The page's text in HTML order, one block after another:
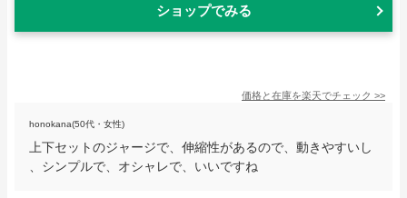
ショップでみる
価格と在庫を楽天でチェック >>
honokana(50代・女性)
上下セットのジャージで、伸縮性があるので、動きやすいし
、シンプルで、オシャレで、いいですね